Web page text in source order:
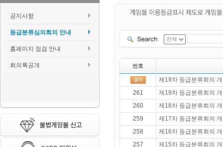
공지사항
등급분류심의회의 안내
홈페이지 점검 안내
회의록공개 번호
제19차 등급분류회의
261
제19차 등급분류회의
260
제18차 등급분류회의
259
제17차 등급분류회의
258
제16차 등급분류회의
257
제15차 등급분류회의